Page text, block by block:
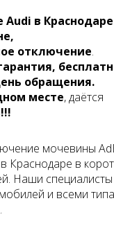
в
отключение.
обращения.
месте, даётся
мочевины
Краснодаре в
Наши специалисты
и всеми